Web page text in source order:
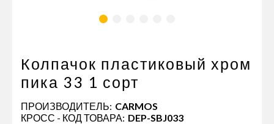
Колпачок пластиковый хром
пика 33 1 сорт
ПРОИЗВОДИТЕЛЬ: CARMOS
КРОСС - КОД ТОВАРА: DEP-SBJ033